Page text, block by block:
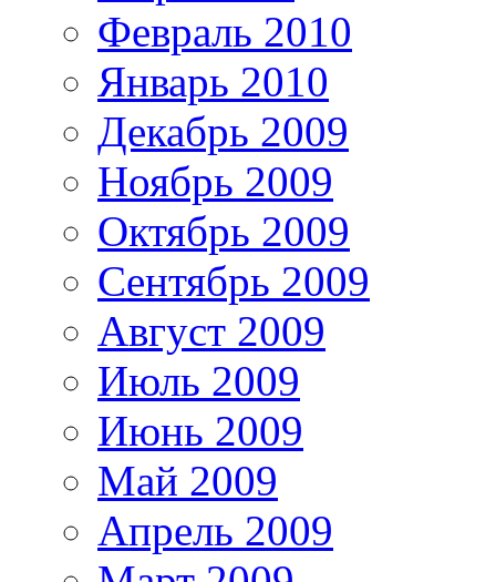
Февраль 2010
Январь 2010
Декабрь 2009
Ноябрь 2009
Октябрь 2009
Сентябрь 2009
Август 2009
Июль 2009
Июнь 2009
Май 2009
Апрель 2009